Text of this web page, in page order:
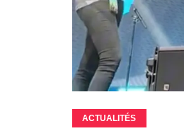
ACTUALITÉS